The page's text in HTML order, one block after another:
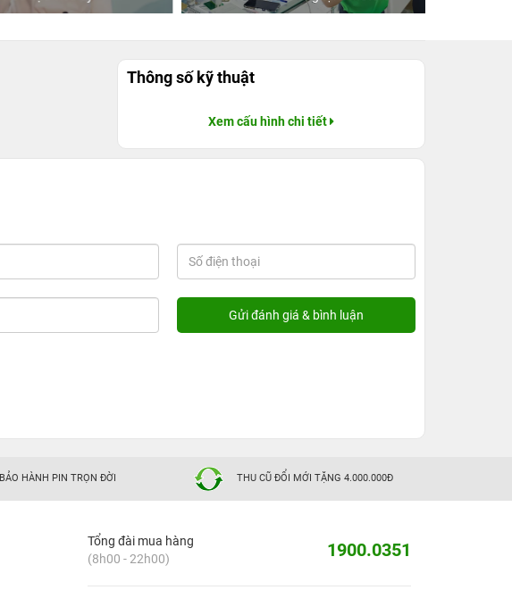
Thông số kỹ thuật
Xem cấu hình chi tiết
BẢO HÀNH PIN TRỌN ĐỜI THU CŨ ĐỔI MỚI TẶNG 4.000.000Đ
Tổng đài mua hàng
(8h00 - 22h00)
1900.0351